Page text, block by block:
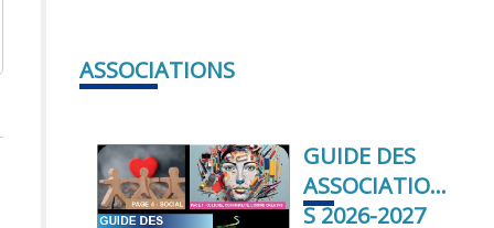
ASSOCIATIONS
GUIDE DES
ASSOCIATION
S 2026-2027